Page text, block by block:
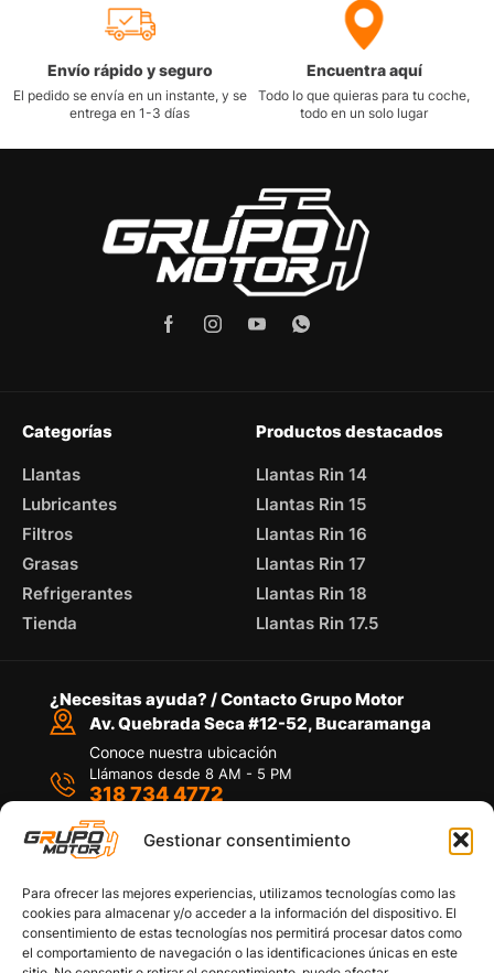
Gestionar consentimiento
Para ofrecer las mejores experiencias, utilizamos tecnologías como las
cookies para almacenar y/o acceder a la información del dispositivo. El
consentimiento de estas tecnologías nos permitirá procesar datos como
el comportamiento de navegación o las identificaciones únicas en este
Envío rápido y seguro
El pedido se envía en un instante, y se
entrega en 1-3 días
Encuentra aquí
Todo lo que quieras para tu coche,
todo en un solo lugar
Categorías
Llantas
Lubricantes
Filtros
Grasas
Refrigerantes
Tienda
Productos destacados
Llantas Rin 14
Llantas Rin 15
Llantas Rin 16
Llantas Rin 17
Llantas Rin 18
Llantas Rin 17.5
¿Necesitas ayuda? / Contacto Grupo Motor
Av. Quebrada Seca #12-52, Bucaramanga
Conoce nuestra ubicación
Llámanos desde 8 AM - 5 PM
318 734 4772
Por medio de WhatsApp